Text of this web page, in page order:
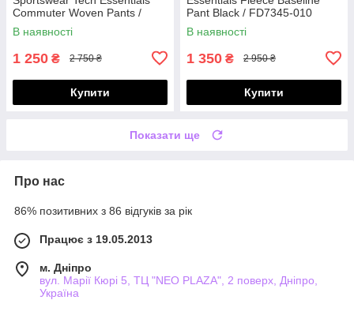
Commuter Woven Pants /
DH4225-010
В наявності
1 250 ₴ 2 750 ₴
Купити
Pant Black / FD7345-010
В наявності
1 350 ₴ 2 950 ₴
Купити
Показати ще
Про нас
86% позитивних з 86 відгуків за рік
Працює з 19.05.2013
м. Дніпро
вул. Марії Кюрі 5, ТЦ "NEO PLAZA", 2 поверх, Дніпро,
Україна